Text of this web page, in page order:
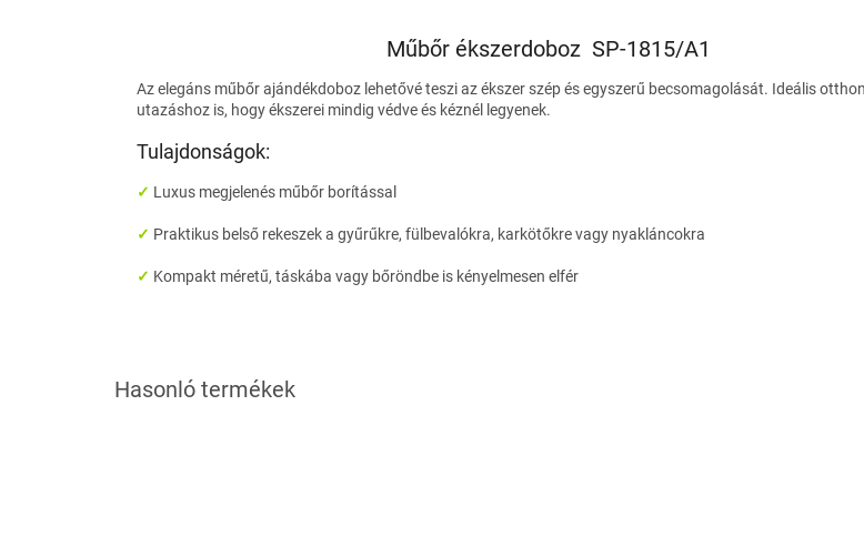
Műbőr ékszerdoboz SP-1815/A1
Az elegáns műbőr ajándékdoboz lehetővé teszi az ékszer szép és egyszerű becsomagolását. Ideális
utazáshoz is, hogy ékszerei mindig védve és kéznél legyenek.
Tulajdonságok:
✓ Luxus megjelenés műbőr borítással
✓ Praktikus belső rekeszek a gyűrűkre, fülbevalókra, karkötőkre vagy nyakláncokra
✓ Kompakt méretű, táskába vagy bőröndbe is kényelmesen elfér